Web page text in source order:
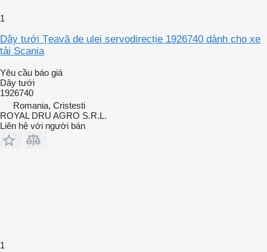
1
Dây tưới Țeavă de ulei servodirecție 1926740 dành cho xe
tải Scania
Yêu cầu báo giá
Dây tưới
1926740
Romania, Cristesti
ROYAL DRU AGRO S.R.L.
Liên hệ với người bán
1